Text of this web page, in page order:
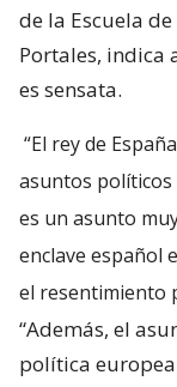
de la Escuela
Portales, indica
es sensata.
“El rey de
asuntos políticos
es un asunto
enclave español
el resentimiento
“Además, el
política